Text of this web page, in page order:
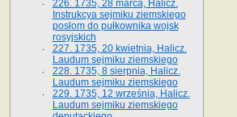
226. 1735, 28 marca, Halicz.
Instrukcya sejmiku ziemskiego
posłom do pułkownika wojsk
rosyjskich
227. 1735, 20 kwietnia, Halicz.
Laudum sejmiku ziemskiego
228. 1735, 8 sierpnia, Halicz.
Laudum sejmiku ziemskiego
229. 1735, 12 września, Halicz.
Laudum sejmiku ziemskiego